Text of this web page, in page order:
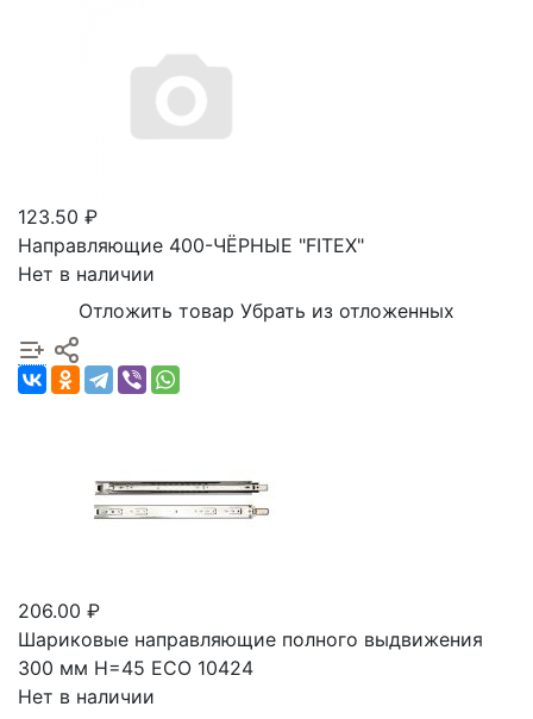
123.50 ₽
Направляющие 400-ЧЁРНЫE "FITEX"
Нет в наличии
Отложить товар Убрать из отложенных
206.00 ₽
Шариковые направляющие полного выдвижения
300 мм Н=45 ECO 10424
Нет в наличии